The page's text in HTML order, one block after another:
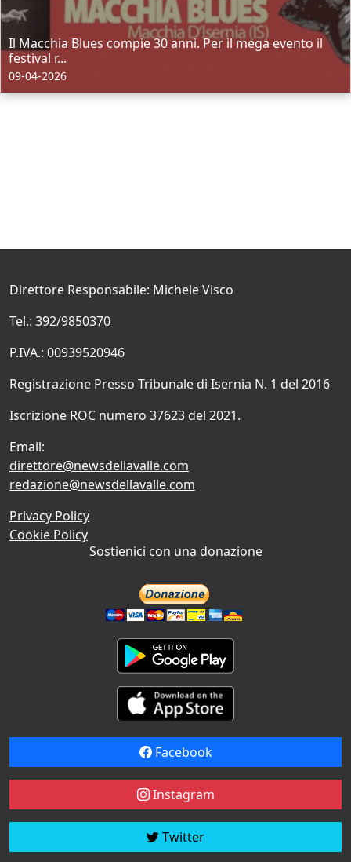
Il Macchia Blues compie 30 anni. Per il mega evento il
festival r...
09-04-2026
Direttore Responsabile: Michele Visco
Tel.: 392/9850370
P.IVA.: 00939520946
Registrazione Presso Tribunale di Isernia N. 1 del 2016
Iscrizione ROC numero 37623 del 2021.
Email:
direttore@newsdellavalle.com
redazione@newsdellavalle.com
Privacy Policy
Cookie Policy
Sostienici con una donazione
Facebook
Instagram
Twitter